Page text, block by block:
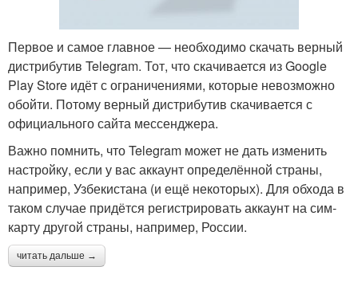
Первое и самое главное — необходимо скачать верный
дистрибутив Telegram. Тот, что скачивается из Google
Play Store идёт с ограничениями, которые невозможно
обойти. Потому верный дистрибутив скачивается с
официального сайта мессенджера.
Важно помнить, что Telegram может не дать изменить
настройку, если у вас аккаунт определённой страны,
например, Узбекистана (и ещё некоторых). Для обхода в
таком случае придётся регистрировать аккаунт на сим-
карту другой страны, например, России.
читать дальше →